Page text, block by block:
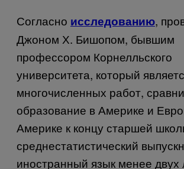
Согласно исследованию,
Джоном Х. Бишопом, бывшим
профессором Корнелльского
университета, который
многочисленных работ,
образование в Америке и
Америке к концу старшей
среднестатистический
иностранный язык менее двух